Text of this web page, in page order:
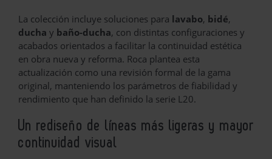
La colección incluye soluciones para lavabo, bidé,
ducha y baño-ducha, con distintas configuraciones y
acabados orientados a facilitar la continuidad estética
en obra nueva y reforma. Roca plantea esta
actualización como una revisión formal de la gama
original, manteniendo los parámetros de fiabilidad y
rendimiento que han definido la serie L20.
Un rediseño de líneas más ligeras y mayor
continuidad visual